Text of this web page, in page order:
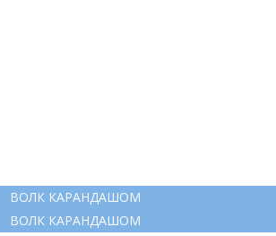
ВОЛК КАРАНДАШОМ
ВОЛК КАРАНДАШОМ